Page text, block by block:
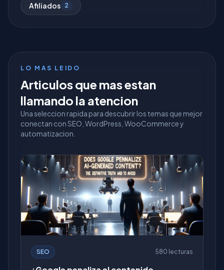
Afiliados 2
LO MAS LEIDO
Articulos que mas estan
llamando la atencion
Una seleccion rapida para descubrir los temas que mejor
conectan con SEO, WordPress, WooCommerce y
automatizacion.
SEO 580 lecturas